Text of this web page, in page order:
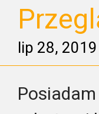
lip 28, 2019